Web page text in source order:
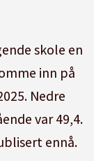
skole en
inn på
Nedre
var 49,4.
ennå.